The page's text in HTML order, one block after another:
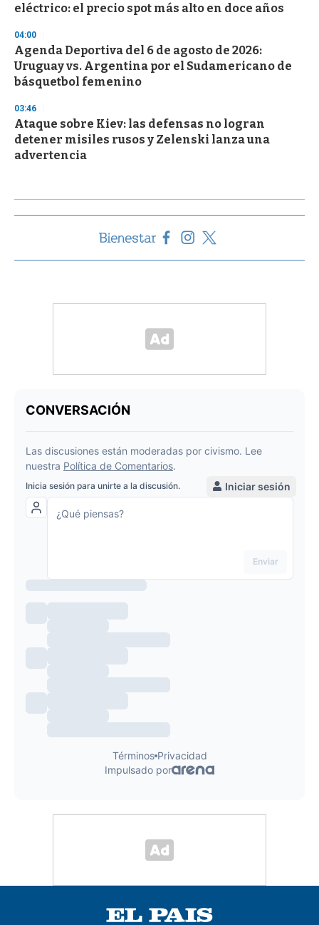
eléctrico: el precio spot más alto en doce años
04:00
Agenda Deportiva del 6 de agosto de 2026:
Uruguay vs. Argentina por el Sudamericano de
básquetbol femenino
03:46
Ataque sobre Kiev: las defensas no logran
detener misiles rusos y Zelenski lanza una
advertencia